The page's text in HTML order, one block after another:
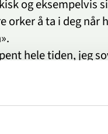
og eksempelvis
å ta i deg
hele tiden, jeg
er jeg utsatt